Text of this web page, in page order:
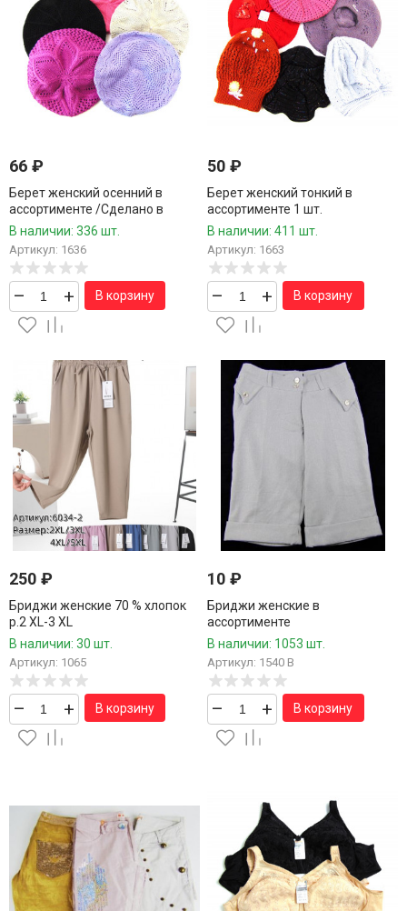
66 ₽
Берет женский осенний в
ассортименте /Сделано в
России/ 1 шт.
В наличии: 336 шт.
Артикул: 1636
– + В корзину
50₽
Берет женский тонкий в
ассортименте 1 шт.
В наличии: 411 шт.
Артикул: 1663
– + В корзину
250 ₽
Бриджи женские 70 % хлопок
р.2 XL-3 XL
В наличии: 30 шт.
Артикул: 1065
– + В корзину
10₽
Бриджи женские в
ассортименте
В наличии: 1053 шт.
Артикул: 1540 В
– + В корзину